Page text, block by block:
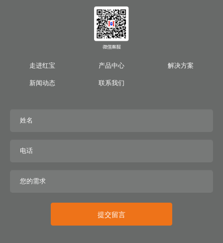
走进红宝 产品中心 解决方案
新闻动态 联系我们
提交留言